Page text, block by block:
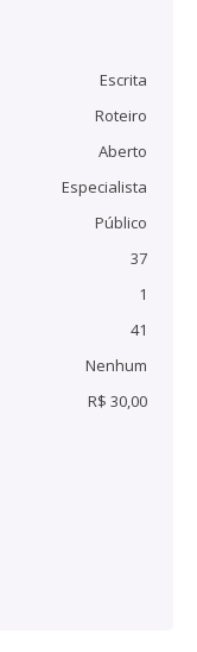
Escrita
Roteiro
Aberto
Especialista
Público
37
1
41
Nenhum
R$ 30,00